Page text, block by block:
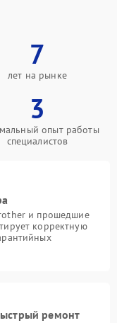
7
лет на рынке
3
опыт работы
специалистов
и прошедшие
корректную
ремонт